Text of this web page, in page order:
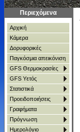
Περιεχόμενα
Αρχική
Κάμερα
Δορυφορικές
Παγκόσμια απεικόνιση
GFS Θερμοκρασίες
GFS Υετός
Στατιστικά
Προειδοποιήσεις
Γραφήματα
Πρόγνωση
Ημερολόγιο